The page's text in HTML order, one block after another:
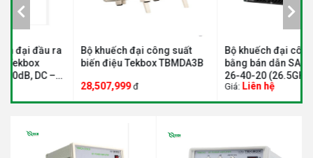
Bộ khuếch đại công suất
biến điệu Tekbox TBMDA3B
Bộ khuếch đại công suất
bằng bán dẫn SALUKI SPA-
26-40-20 (26.5GHz - 40GHz,